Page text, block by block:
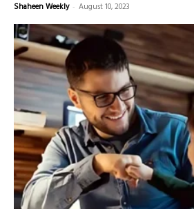
Shaheen Weekly - August 10, 2023